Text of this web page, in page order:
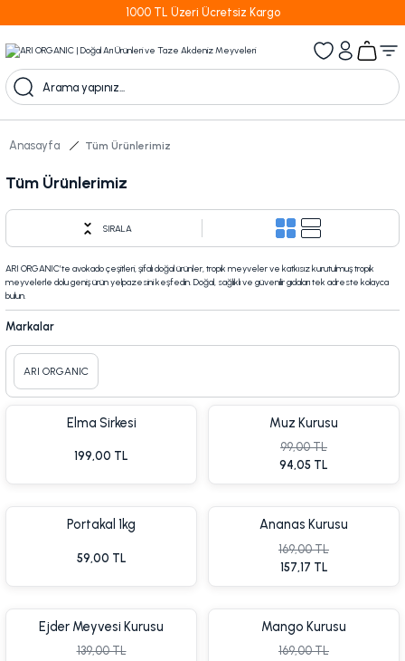
1000 TL Üzeri Ücretsiz Kargo
Anasayfa Tüm Ürünlerimiz
Tüm Ürünlerimiz
SIRALA
ARI ORGANIC’te avokado çeşitleri, şifalı doğal ürünler, tropik meyveler ve katkısız kurutulmuş tropik
meyvelerle dolu geniş ürün yelpazesini keşfedin. Doğal, sağlıklı ve güvenilir gıdaları tek adreste kolayca
bulun.
Markalar
ARI ORGANIC
Elma Sirkesi
199,00 TL
Muz Kurusu
99,00 TL
94,05 TL
Portakal 1kg
59,00 TL
Ananas Kurusu
169,00 TL
157,17 TL
Ejder Meyvesi Kurusu
139,00 TL
Mango Kurusu
169,00 TL